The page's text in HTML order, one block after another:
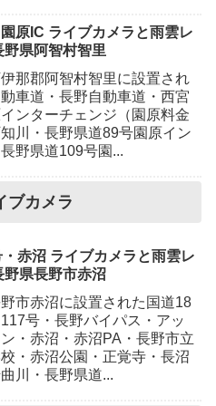
原IC ライブカメラと雨雲レ
野県阿智村智里
那郡阿智村智里に設置され
車道・長野自動車道・西宮
ンターチェンジ（園原料金
川・長野県道89号園原イン
野県道109号園...
ブカメラ
・赤沼 ライブカメラと雨雲レ
野県長野市赤沼
市赤沼に設置された国道18
号・長野バイパス・アッ
・赤沼・赤沼PA・長野市立
・赤沼公園・正覚寺・長沼
川・長野県道...